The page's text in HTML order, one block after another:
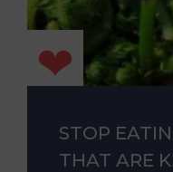
STOP
THAT ARE